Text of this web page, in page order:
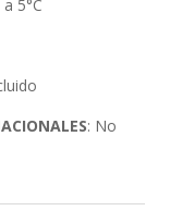
5°C
: No